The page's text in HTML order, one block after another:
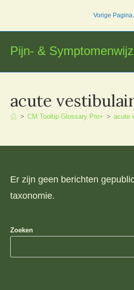
inhoud
Vorige Pagina.
Pijn- &
acute
> CM Tooltip Glossary Pro+ > acute
Er zijn geen berichten
taxonomie.
Zoeken